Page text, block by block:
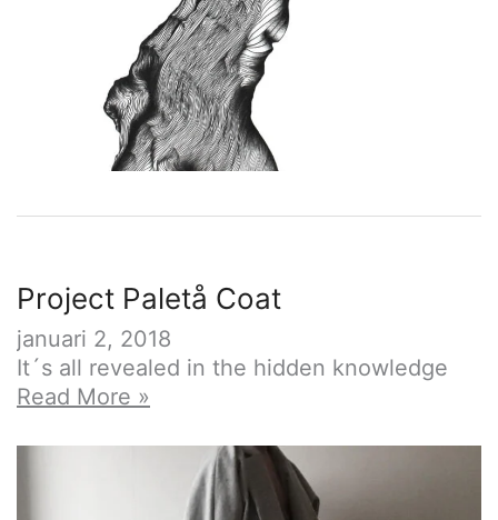
Project Paletå Coat
januari 2, 2018
It´s all revealed in the hidden knowledge
Project
Coat
Read More »